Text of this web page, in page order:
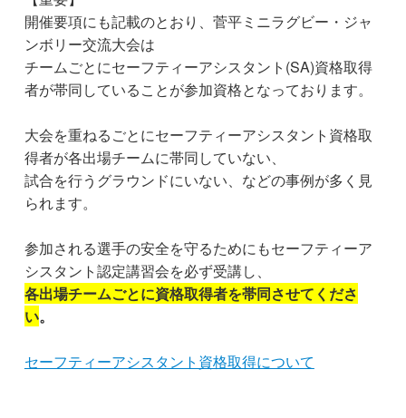
開催要項にも記載のとおり、菅平ミニラグビー・ジャ
ンボリー交流大会は
チームごとにセーフティーアシスタント(SA)資格取得
者が帯同していることが参加資格となっております。
大会を重ねるごとにセーフティーアシスタント資格取
得者が各出場チームに帯同していない、
試合を行うグラウンドにいない、などの事例が多く見
られます。
参加される選手の安全を守るためにもセーフティーア
シスタント認定講習会を必ず受講し、
各出場チームごとに資格取得者を帯同させてくださ
い。
セーフティーアシスタント資格取得について